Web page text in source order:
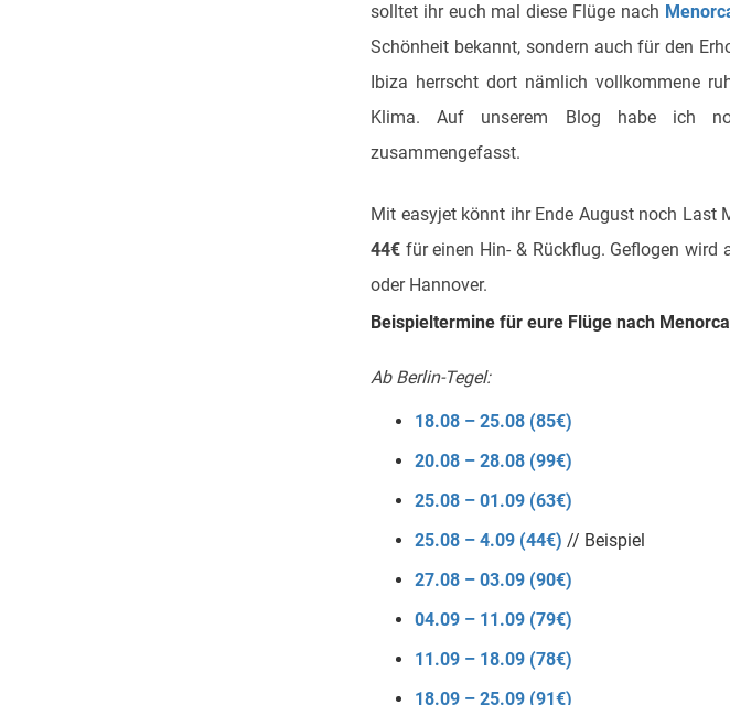
solltet ihr euch mal diese Flüge nach
Schönheit bekannt, sondern auch für den
Ibiza herrscht dort nämlich vollkommene
Klima. Auf unserem Blog habe ich
zusammengefasst.
Mit easyjet könnt ihr Ende August noch Last
44€ für einen Hin- & Rückflug. Geflogen wird
oder Hannover.
Beispieltermine für eure Flüge nach Menorca
Ab Berlin-Tegel:
18.08 – 25.08 (85€)
20.08 – 28.08 (99€)
25.08 – 01.09 (63€)
25.08 – 4.09 (44€) // Beispiel
27.08 – 03.09 (90€)
04.09 – 11.09 (79€)
11.09 – 18.09 (78€)
18.09 – 25.09 (91€)